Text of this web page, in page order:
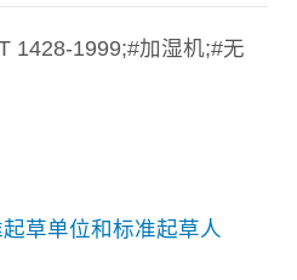
1428-1999;#加湿机;#无
草单位和标准起草人